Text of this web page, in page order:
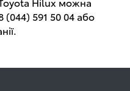
(044) 591 50 04 або